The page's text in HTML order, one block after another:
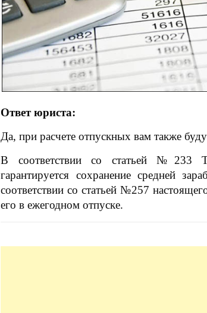
Ответ юриста:
Да, при расчете отпускных вам также
В соответствии со статьей №233
гарантируется сохранение средней
соответствии со статьей №257
его в ежегодном отпуске.